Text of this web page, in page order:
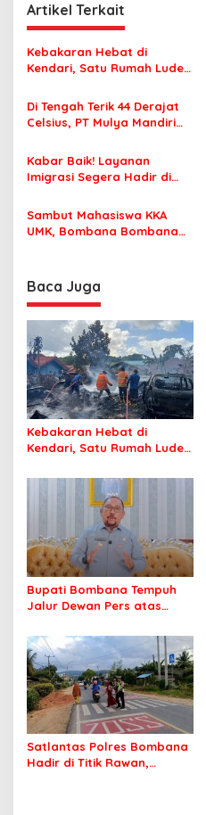
a
s
i
o
Artikel Terkait
Kebakaran Hebat di
Kendari, Satu Rumah Ludes
Di Tengah Terik 44 Derajat
Celsius, PT Mulya Mandiri
Jamaah Tetap Sehat dan
Nyaman Beribadah
Kabar Baik! Layanan
Imigrasi Segera Hadir di
Perlu Lagi ke Kendari
Sambut Mahasiswa KKA
UMK, Bombana Bombana
Baca Juga
Kebakaran Hebat di
Kendari, Satu Rumah Ludes
Bupati Bombana Tempuh
Jalur Dewan Pers atas
Korupsi Jembatan Cirauci II
Satlantas Polres Bombana
Hadir di Titik Rawan,